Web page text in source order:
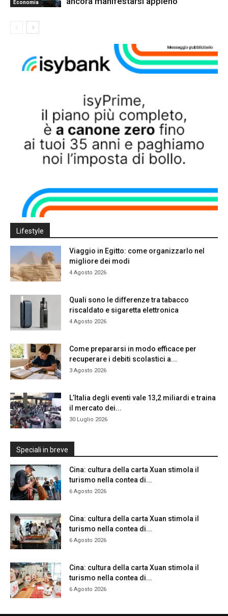
Economia
Lifestyle
Viaggio in Egitto: come organizzarlo nel
migliore dei modi
4 Agosto 2026
Quali sono le differenze tra tabacco
riscaldato e sigaretta elettronica
4 Agosto 2026
Come prepararsi in modo efficace per
recuperare i debiti scolastici a...
3 Agosto 2026
L’Italia degli eventi vale 13,2 miliardi e traina
il mercato dei...
30 Luglio 2026
Speciali in breve
Cina: cultura della carta Xuan stimola il
turismo nella contea di...
6 Agosto 2026
Cina: cultura della carta Xuan stimola il
turismo nella contea di...
6 Agosto 2026
Cina: cultura della carta Xuan stimola il
turismo nella contea di...
6 Agosto 2026